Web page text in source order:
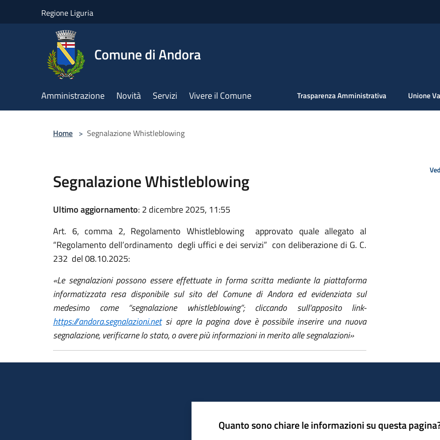
Regione Liguria
Comune di Andora
Amministrazione Novità Servizi Vivere il Comune Trasparenza Amministrativa Unione
Home > Segnalazione Whistleblowing
Segnalazione Whistleblowing
Ultimo aggiornamento: 2 dicembre 2025, 11:55
Art. 6, comma 2, Regolamento Whistleblowing
approvato quale allegato al
“Regolamento dell’ordinamento degli uffici e dei servizi” con deliberazione di G. C.
232 del 08.10.2025:
«Le segnalazioni possono essere effettuate in forma scritta mediante la piattaforma
informatizzata resa disponibile sul sito del Comune di Andora ed evidenziata sul
medesimo come “segnalazione whistleblowing”; cliccando sull’apposito link-
https://andora.segnalazioni.netsi apre la pagina dove è possibile inserire una nuova
segnalazione, verificarne lo stato, o avere più informazioni in merito alle segnalazioni»
Quanto sono chiare le informazioni su questa